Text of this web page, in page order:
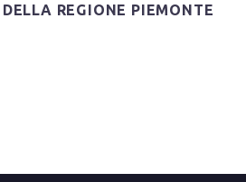
REGIONE PIEMONTE